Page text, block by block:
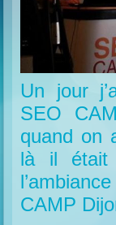
Un jour
SEO
quand on
là il était
CAMP